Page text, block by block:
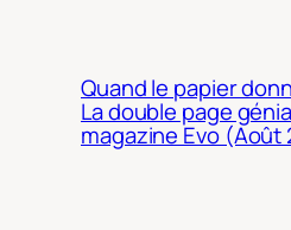
Quand le papier
La double page
magazine Evo (Août